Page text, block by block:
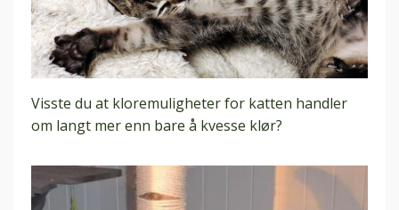
Visste du at kloremuligheter for katten handler
om langt mer enn bare å kvesse klør?